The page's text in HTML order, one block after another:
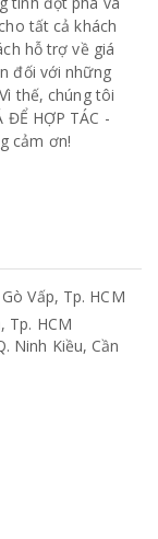
tất cả khách
hỗ trợ về giá
đối với những
thế, chúng tôi
HỢP TÁC -
cảm ơn!
Vấp, Tp. HCM
Tp. HCM
Ninh Kiều, Cần